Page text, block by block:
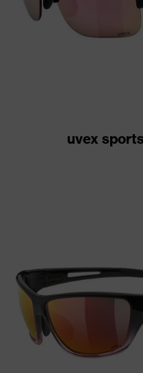
uvex